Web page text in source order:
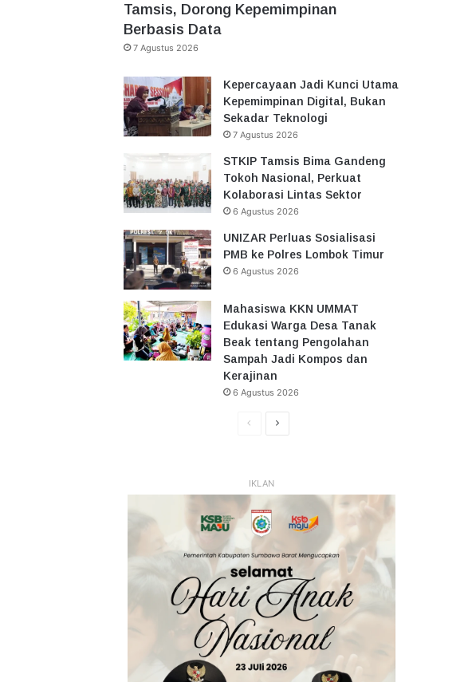
Tamsis, Dorong Kepemimpinan
Berbasis Data
7 Agustus 2026
Kepercayaan Jadi Kunci Utama
Kepemimpinan Digital, Bukan
Sekadar Teknologi
7 Agustus 2026
STKIP Tamsis Bima Gandeng
Tokoh Nasional, Perkuat
Kolaborasi Lintas Sektor
6 Agustus 2026
UNIZAR Perluas Sosialisasi
PMB ke Polres Lombok Timur
6 Agustus 2026
Mahasiswa KKN UMMAT
Edukasi Warga Desa Tanak
Beak tentang Pengolahan
Sampah Jadi Kompos dan
Kerajinan
6 Agustus 2026
HalamanHalaman
IKLAN